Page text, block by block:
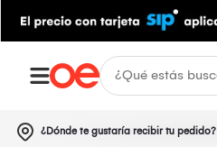
¿Dónde te gustaría recibir tu pedido?